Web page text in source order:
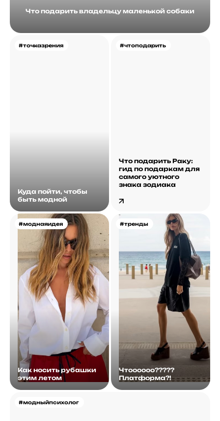
Что подарить владельцу маленькой собаки
#точказрения
Куда пойти, чтобы
быть модной
#чтоподарить
Что подарить Раку:
гид по подаркам для
самого уютного
знака зодиака
#моднаяидея
Как носить рубашки
этим летом
#тренды
Чтоооооо?????
Платформа?!
#модныйпсихолог